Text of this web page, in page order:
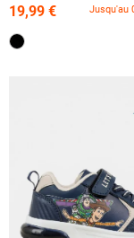
19,99 €
Jusqu'au